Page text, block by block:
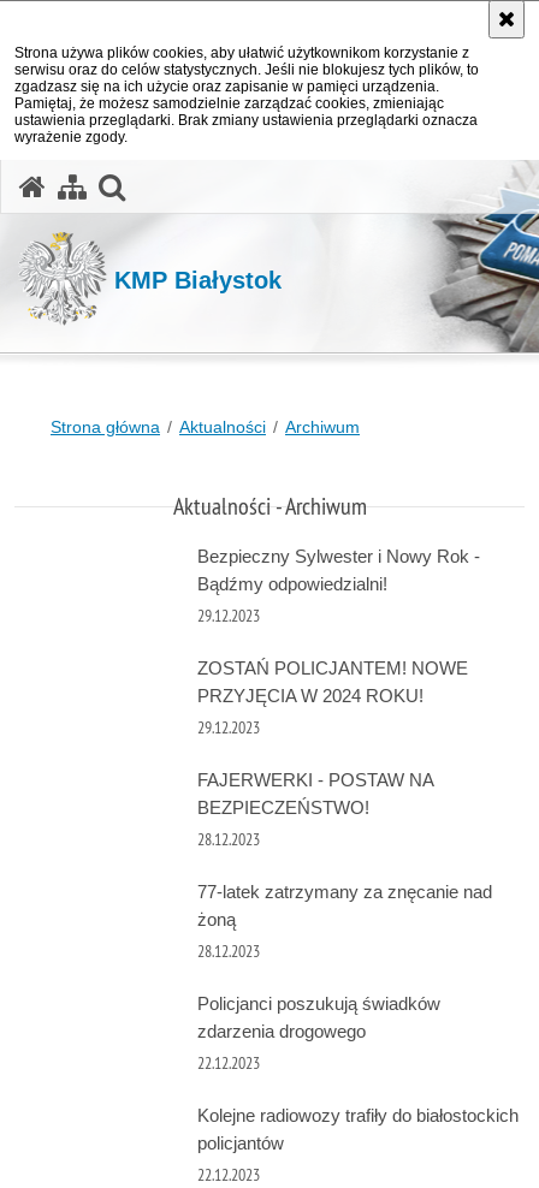
Strona używa plików cookies, aby ułatwić użytkownikom korzystanie z
serwisu oraz do celów statystycznych. Jeśli nie blokujesz tych plików, to
zgadzasz się na ich użycie oraz zapisanie w pamięci urządzenia.
Pamiętaj, że możesz samodzielnie zarządzać cookies, zmieniając
ustawienia przeglądarki. Brak zmiany ustawienia przeglądarki oznacza
wyrażenie zgody.
KMP Białystok
Strona główna Aktualności Archiwum
Aktualności - Archiwum
Bezpieczny Sylwester i Nowy Rok -
Bądźmy odpowiedzialni!
29.12.2023
ZOSTAŃ POLICJANTEM! NOWE
PRZYJĘCIA W 2024 ROKU!
29.12.2023
FAJERWERKI - POSTAW NA
BEZPIECZEŃSTWO!
28.12.2023
77-latek zatrzymany za znęcanie nad
żoną
28.12.2023
Policjanci poszukują świadków
zdarzenia drogowego
22.12.2023
Kolejne radiowozy trafiły do białostockich
policjantów
22.12.2023